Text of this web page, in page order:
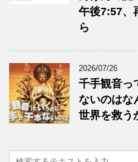
午後7:57、
ら
2026/07/26
千手観音っ
ないのはな
世界を救う